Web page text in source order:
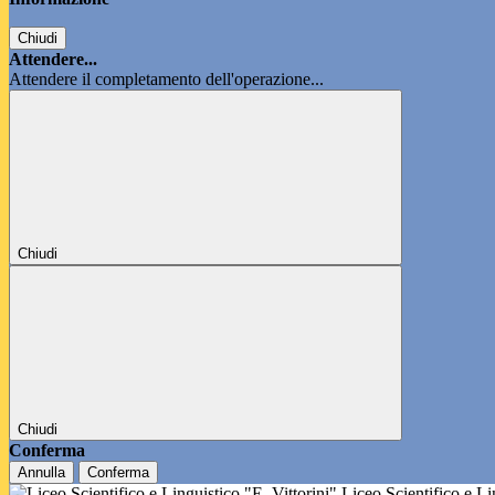
Chiudi
Attendere...
Attendere il completamento dell'operazione...
Chiudi
Chiudi
Conferma
Annulla Conferma